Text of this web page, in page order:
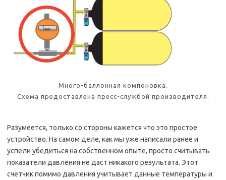
Много-баллонная компоновка.
Схема предоставлена пресс-службой производителя.
Разумеется, только со стороны кажется что это простое
устройство. На самом деле, как мы уже написали ранее и
успели убедиться на собственном опыте, просто считывать
показатели давления не даст никакого результата. Этот
счетчик помимо давления учитывает данные температуры и